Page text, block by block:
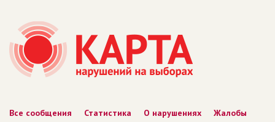
Все сообщения Статистика О нарушениях
Жалобы